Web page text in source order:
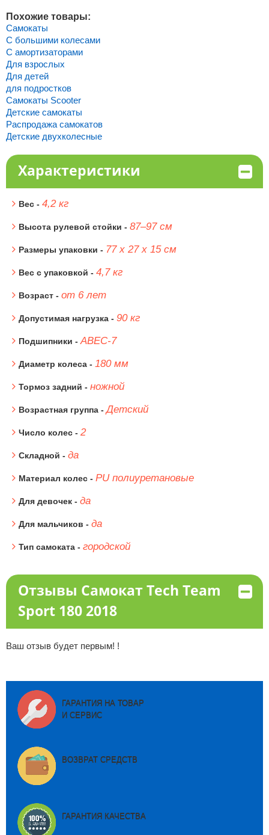
Похожие товары:
Самокаты
С большими колесами
С амортизаторами
Для взрослых
Для детей
для подростков
Самокаты Scooter
Детские самокаты
Распродажа самокатов
Детские двухколесные
Характеристики
Вес - 4,2 кг
Высота рулевой стойки - 87–97 см
Размеры упаковки - 77 х 27 х 15 см
Вес с упаковкой - 4,7 кг
Возраст - от 6 лет
Допустимая нагрузка - 90 кг
Подшипники - ABEC-7
Диаметр колеса - 180 мм
Тормоз задний - ножной
Возрастная группа -Детский
Число колес - 2
Складной - да
Материал колес - PU полиуретановые
Для девочек - да
Для мальчиков - да
Тип самоката - городской
Отзывы Самокат Tech Team
Sport 180 2018
Ваш отзыв будет первым! !
ГАРАНТИЯ НА ТОВАР
И СЕРВИС
ВОЗВРАТ СРЕДСТВ
ГАРАНТИЯ КАЧЕСТВА